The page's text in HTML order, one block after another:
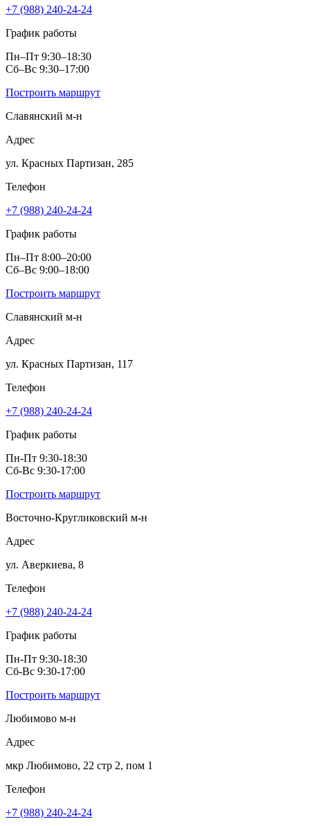
+7 (988) 240-24-24
График работы
Пн–Пт 9:30–18:30
Сб–Вс 9:30–17:00
Построить маршрут
Славянский м‑н
Адрес
ул. Красных Партизан, 285
Телефон
+7 (988) 240-24-24
График работы
Пн–Пт 8:00–20:00
Сб–Вс 9:00–18:00
Построить маршрут
Славянский м‑н
Адрес
ул. Красных Партизан, 117
Телефон
+7 (988) 240-24-24
График работы
Пн-Пт 9:30-18:30
Сб-Вс 9:30-17:00
Построить маршрут
Восточно-Кругликовский м-н
Адрес
ул. Аверкиева, 8
Телефон
+7 (988) 240-24-24
График работы
Пн-Пт 9:30-18:30
Сб-Вс 9:30-17:00
Построить маршрут
Любимово м-н
Адрес
мкр Любимово, 22 стр 2, пом 1
Телефон
+7 (988) 240-24-24